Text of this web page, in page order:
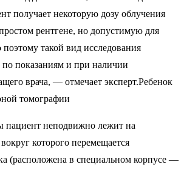
получает некоторую дозу облучения
рентгене, но допустимую для
такой вид исследования
по показаниям и при наличии
врача, — отмечает эксперт.Ребенок
томографии
пациент неподвижно лежит на
которого перемещается
(расположена в специальном корпусе —